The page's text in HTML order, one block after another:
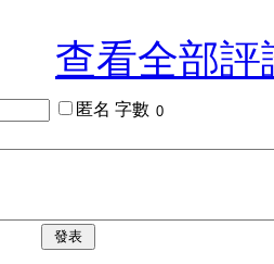
查看全部評
匿名 字數
發表